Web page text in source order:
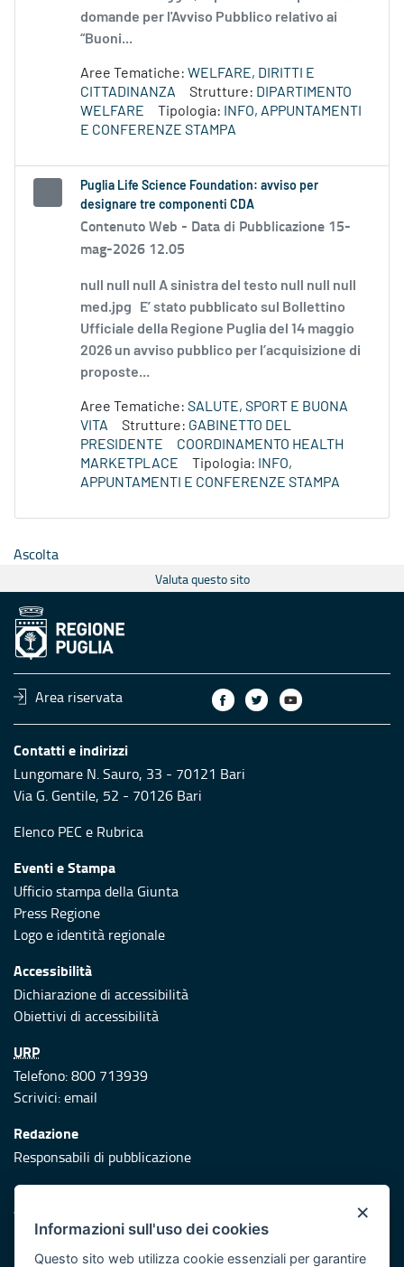
domande per l'Avviso Pubblico relativo ai
“Buoni...
Aree Tematiche: WELFARE, DIRITTI E
CITTADINANZA
Strutture: DIPARTIMENTO
WELFARE
Tipologia:
INFO, APPUNTAMENTI
E CONFERENZE STAMPA
Puglia Life Science Foundation: avviso per
designare tre componenti CDA
Contenuto Web - Data di Pubblicazione 15-
mag-2026 12.05
null null null A sinistra del testo null null null
med.jpg E’ stato pubblicato sul Bollettino
Ufficiale della Regione Puglia del 14 maggio
2026 un avviso pubblico per l’acquisizione di
proposte...
Aree Tematiche: SALUTE, SPORT E BUONA
VITA
Strutture: GABINETTO DEL
PRESIDENTE
COORDINAMENTO HEALTH
MARKETPLACE
Tipologia:
INFO,
APPUNTAMENTI E CONFERENZE STAMPA
Ascolta
Valuta questo sito
Area riservata
Contatti e indirizzi
Lungomare N. Sauro, 33 - 70121 Bari
Via G. Gentile, 52 - 70126 Bari
Elenco PEC e Rubrica
Eventi e Stampa
Ufficio stampa della Giunta
Press Regione
Logo e identità regionale
Accessibilità
Dichiarazione di accessibilità
Obiettivi di accessibilità
URP
Telefono: 800 713939
Scrivici:email
Redazione
Responsabili di pubblicazione
Protezione civile
Vai al sito di Protezione Civile Puglia
Iniziativa finanziata con risorse del POR Puglia 2014/2020 -
×
Informazioni sull'uso dei cookies
Questo sito web utilizza cookie essenziali per garantire